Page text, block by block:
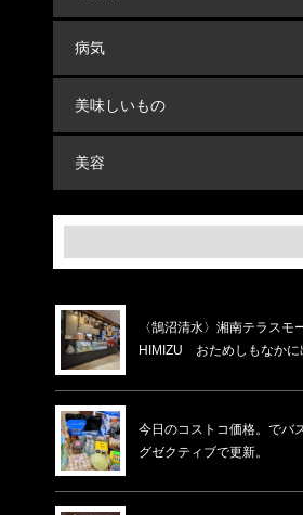
病気
美味しいもの
美容
〈鵠沼清水〉湘南テラス
HIMIZU おためしもなかに
がほとんど。賞味期限が少
今日のコストコ価格。でバ
グゼクティブで更新。